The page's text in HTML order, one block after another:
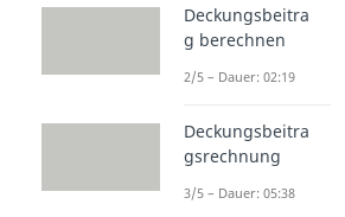
Verfahren
Out)kennen,
teuersten
das Lager als
Deckungsbeitra
g berechnen
2/5 – Dauer: 02:19
Deckungsbeitra
gsrechnung
3/5 – Dauer: 05:38